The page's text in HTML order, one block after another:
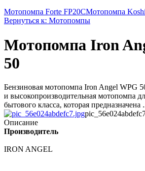
Мотопомпа Forte FP20CМотопомпа
Вернуться к: Мотопомпы
Мотопомпа Iron
50
Бензиновая мотопомпа Iron Angel WPG
и высокопроизводительная мотопомпа
бытового класса, которая предназначена
Описание
Производитель
IRON ANGEL